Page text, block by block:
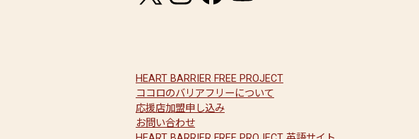
HEART BARRIER FREE PROJECT
ココロのバリアフリーについて
応援店加盟申し込み
お問い合わせ